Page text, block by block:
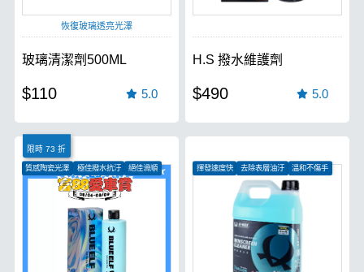
恢復玻璃透亮光澤
玻璃清潔劑500ML
$110 5.0
H.S 撥水維護劑
$490 5.0
限時 73 折
質感陶瓷光澤 極佳撥水抗汙 絕佳滑順 揮發速度快 去除表層油汙 溫和不傷手